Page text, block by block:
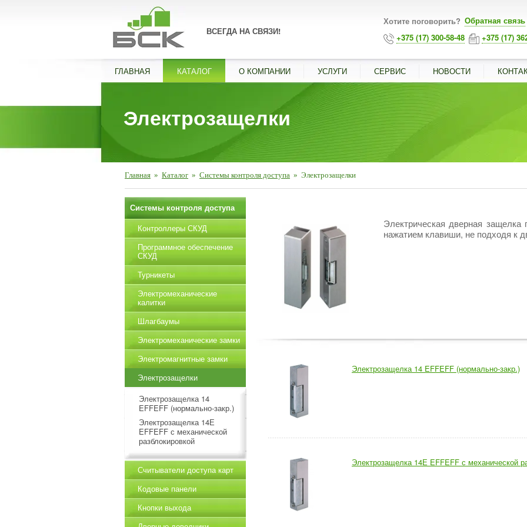
ВСЕГДА НА СВЯЗИ!
Хотите поговорить? Обратная связь
+375 (17) 300-58-48
+375 (17)
ГЛАВНАЯ КАТАЛОГ О КОМПАНИИ УСЛУГИ СЕРВИС НОВОСТИ
Электрозащелки
Главная » Каталог » Системы контроля доступа » Электрозащелки
Электрическая дверная защелка
нажатием клавиши, не подходя к
Электрозащелка 14 EFFEFF (нормально-закр.)
Электрозащелка 14Е EFFEFF с механической
Системы контроля доступа
Контроллеры СКУД
Программное обеспечение
СКУД
Турникеты
Электромеханические
калитки
Шлагбаумы
Электромеханические замки
Электромагнитные замки
Электрозащелки
Электрозащелка 14
EFFEFF (нормально-закр.)
Электрозащелка 14Е
EFFEFF с механической
разблокировкой
Считыватели доступа карт
Кодовые панели
Кнопки выхода